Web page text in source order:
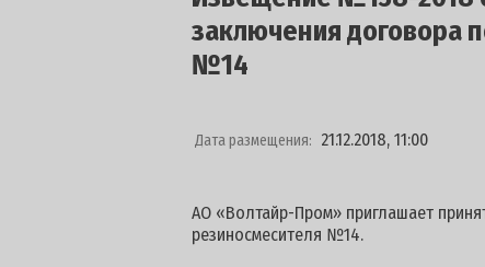
заключения договора
№14
Дата размещения: 21.12.2018, 11:00
АО «Волтайр-Пром» приглашает
резиносмесителя №14.